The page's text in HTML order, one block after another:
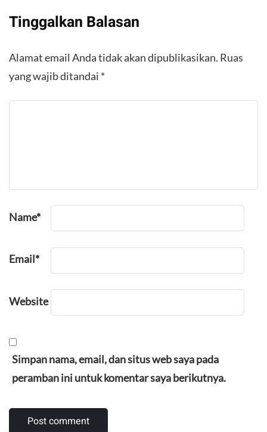
Tinggalkan Balasan
Alamat email Anda tidak akan dipublikasikan. Ruas
yang wajib ditandai *
Name*
Email*
Website
Simpan nama, email, dan situs web saya pada
peramban ini untuk komentar saya berikutnya.